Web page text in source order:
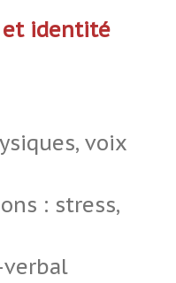
et identité
voix
: stress,
verbal